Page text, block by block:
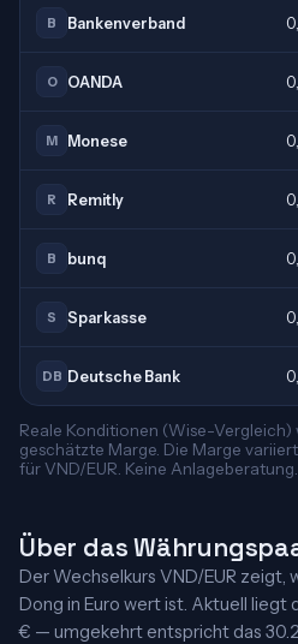
B Bankenverband
O OANDA
M Monese
R Remitly
B bunq
S Sparkasse
DB Deutsche Bank
Reale Konditionen (Wise-Vergleich)
geschätzte Marge. Die Marge
für VND/EUR. Keine Anlageberatung.
Über das
Der Wechselkurs VND/EUR zeigt,
Dong in Euro wert ist. Aktuell
€ — umgekehrt entspricht das